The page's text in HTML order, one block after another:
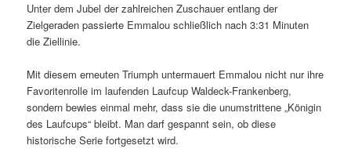
Unter dem Jubel der zahlreichen Zuschauer entlang der
Zielgeraden passierte Emmalou schließlich nach 3:31 Minuten
die Ziellinie.
Mit diesem erneuten Triumph untermauert Emmalou nicht nur ihre
Favoritenrolle im laufenden Laufcup Waldeck-Frankenberg,
sondern bewies einmal mehr, dass sie die unumstrittene „Königin
des Laufcups“ bleibt. Man darf gespannt sein, ob diese
historische Serie fortgesetzt wird.